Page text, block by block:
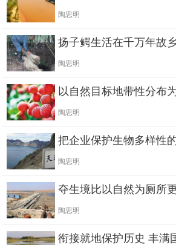
陶思明
扬子鳄生活在千万年故
陶思明
陶思明
把企业保护生物多样性
陶思明
夺生境比以自然为厕所
陶思明
衔接就地保护历史 丰满